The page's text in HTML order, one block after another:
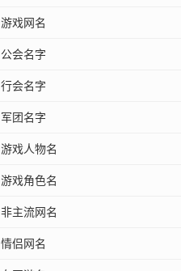
游戏网名
公会名字
行会名字
军团名字
游戏人物名
游戏角色名
非主流网名
情侣网名